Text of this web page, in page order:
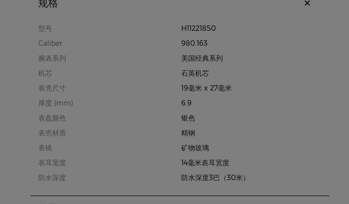
规格
型号
H11221850
Caliber
980.163
腕表系列
美国经典系列
机芯
石英机芯
表壳尺寸
19毫米 x 27毫米
厚度 (mm)
6.9
表盘颜色
银色
表壳材质
精钢
表镜
矿物玻璃
表耳宽度
14毫米表耳宽度
防水深度
防水深度3巴（30米）